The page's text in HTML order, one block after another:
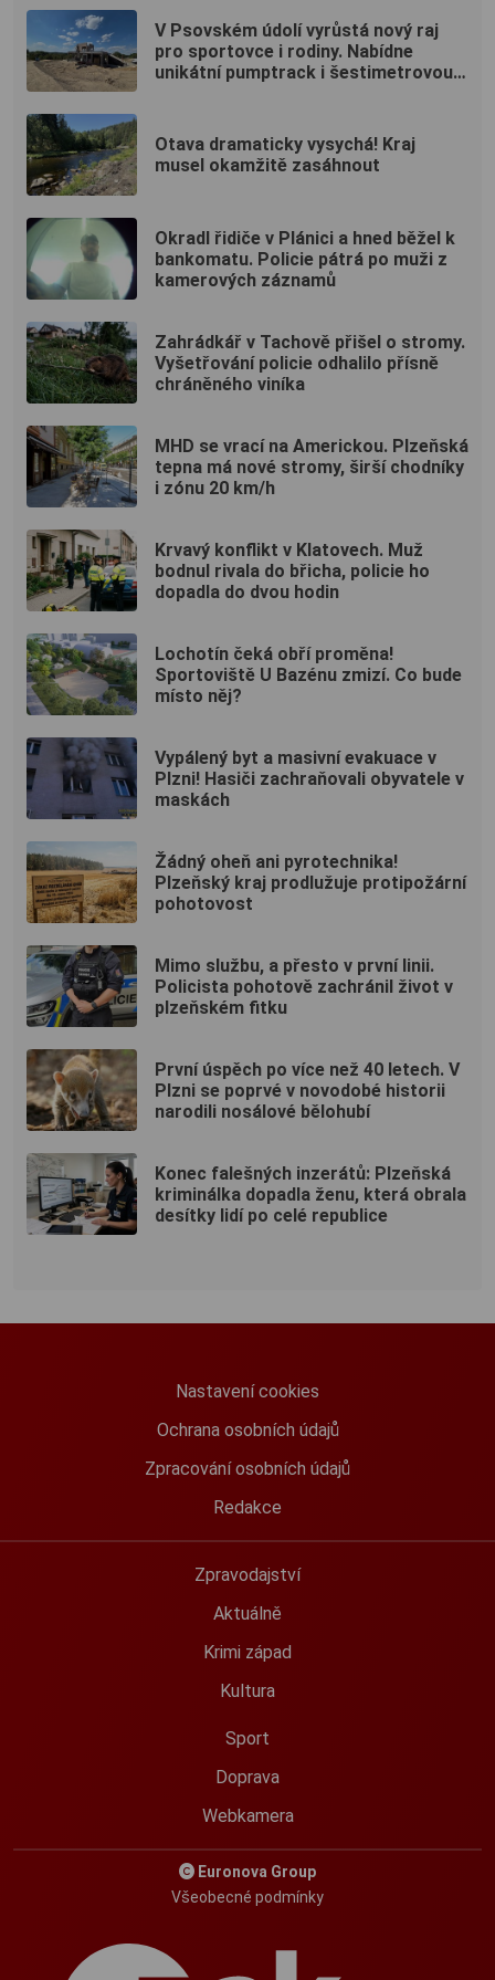
V Psovském údolí vyrůstá nový raj
pro sportovce i rodiny. Nabídne
unikátní pumptrack i šestimetrovou
Otava dramaticky vysychá! Kraj
musel okamžitě zasáhnout
Okradl řidiče v Plánici a hned běžel k
bankomatu. Policie pátrá po muži z
kamerových záznamů
Zahrádkář v Tachově přišel o stromy.
Vyšetřování policie odhalilo přísně
chráněného viníka
MHD se vrací na Americkou. Plzeňská
tepna má nové stromy, širší chodníky
i zónu 20 km/h
Krvavý konflikt v Klatovech. Muž
bodnul rivala do břicha, policie ho
dopadla do dvou hodin
Lochotín čeká obří proměna!
Sportoviště U Bazénu zmizí. Co bude
místo něj?
Vypálený byt a masivní evakuace v
Plzni! Hasiči zachraňovali obyvatele v
maskách
Žádný oheň ani pyrotechnika!
Plzeňský kraj prodlužuje protipožární
pohotovost
Mimo službu, a přesto v první linii.
Policista pohotově zachránil život v
plzeňském fitku
První úspěch po více než 40 letech. V
Plzni se poprvé v novodobé historii
narodili nosálové bělohubí
Konec falešných inzerátů: Plzeňská
kriminálka dopadla ženu, která obrala
desítky lidí po celé republice
Nastavení cookies
Ochrana osobních údajů
Zpracování osobních údajů
Redakce
Zpravodajství
Aktuálně
Krimi západ
Kultura
Sport
Doprava
Webkamera
Euronova Group
Všeobecné podmínky